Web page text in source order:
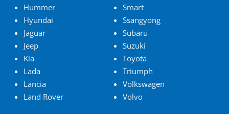
Hummer
Hyundai
Jaguar
Jeep
Kia
Lada
Lancia
Land Rover
Smart
Ssangyong
Subaru
Suzuki
Toyota
Triumph
Volkswagen
Volvo